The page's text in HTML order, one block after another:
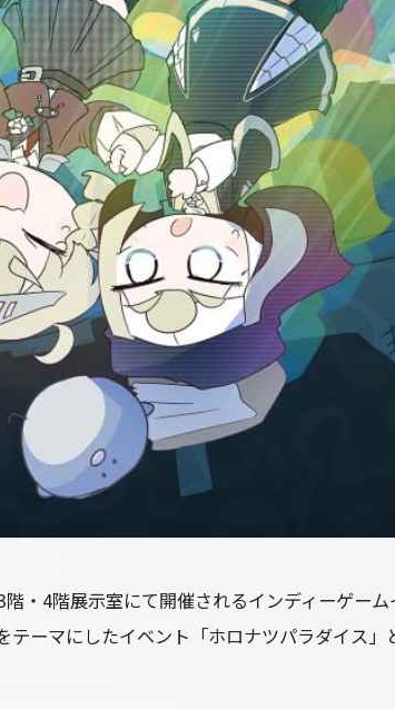
・4階展示室にて開催されるインディーゲー
ーマにしたイベント「ホロナツパラダイス